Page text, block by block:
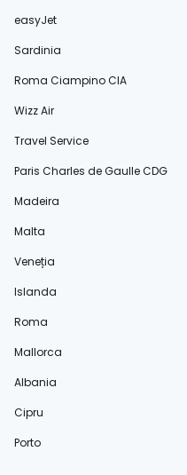
easyJet
Sardinia
Roma Ciampino CIA
Wizz Air
Travel Service
Paris Charles de Gaulle CDG
Madeira
Malta
Veneția
Islanda
Roma
Mallorca
Albania
Cipru
Porto